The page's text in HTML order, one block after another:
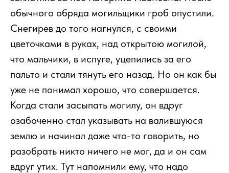
обычного обряда могильщики гроб опустили.
Снегирев до того нагнулся, с своими
цветочками в руках, над открытою могилой,
что мальчики, в испуге, уцепились за его
пальто и стали тянуть его назад. Но он как бы
уже не понимал хорошо, что совершается.
Когда стали засыпать могилу, он вдруг
озабоченно стал указывать на валившуюся
землю и начинал даже что-то говорить, но
разобрать никто ничего не мог, да и он сам
вдруг утих. Тут напомнили ему, что надо